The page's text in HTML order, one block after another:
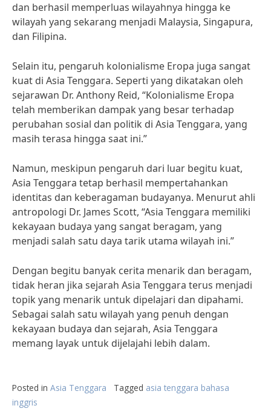
dan berhasil memperluas wilayahnya hingga ke
wilayah yang sekarang menjadi Malaysia, Singapura,
dan Filipina.
Selain itu, pengaruh kolonialisme Eropa juga sangat
kuat di Asia Tenggara. Seperti yang dikatakan oleh
sejarawan Dr. Anthony Reid, “Kolonialisme Eropa
telah memberikan dampak yang besar terhadap
perubahan sosial dan politik di Asia Tenggara, yang
masih terasa hingga saat ini.”
Namun, meskipun pengaruh dari luar begitu kuat,
Asia Tenggara tetap berhasil mempertahankan
identitas dan keberagaman budayanya. Menurut ahli
antropologi Dr. James Scott, “Asia Tenggara memiliki
kekayaan budaya yang sangat beragam, yang
menjadi salah satu daya tarik utama wilayah ini.”
Dengan begitu banyak cerita menarik dan beragam,
tidak heran jika sejarah Asia Tenggara terus menjadi
topik yang menarik untuk dipelajari dan dipahami.
Sebagai salah satu wilayah yang penuh dengan
kekayaan budaya dan sejarah, Asia Tenggara
memang layak untuk dijelajahi lebih dalam.
Posted in Asia Tenggara Tagged asia tenggara bahasa
inggris